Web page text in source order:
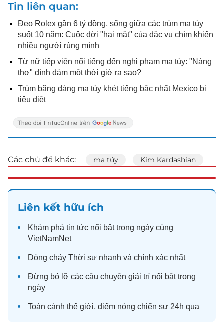
Tin liên quan
Đeo Rolex gần 6 tỷ đồng, sống giữa các trùm ma túy
suốt 10 năm: Cuộc đời "hai mặt" của đặc vụ chìm khiến
nhiều người rùng mình
Từ nữ tiếp viên nổi tiếng đến nghi phạm ma túy: "Nàng
thơ" đình đám một thời giờ ra sao?
Trùm băng đảng ma túy khét tiếng bậc nhất Mexico bị
tiêu diệt
Các chủ đề khác: ma túy Kim Kardashian
Liên kết hữu ích
Khám phá tin tức nổi bật trong ngày cùng
VietNamNet
Dòng chảy Thời sự nhanh và chính xác nhất
Đừng bỏ lỡ các câu chuyện giải trí nổi bật trong
ngày
Toàn cảnh thế giới, điểm nóng chiến sự 24h qua